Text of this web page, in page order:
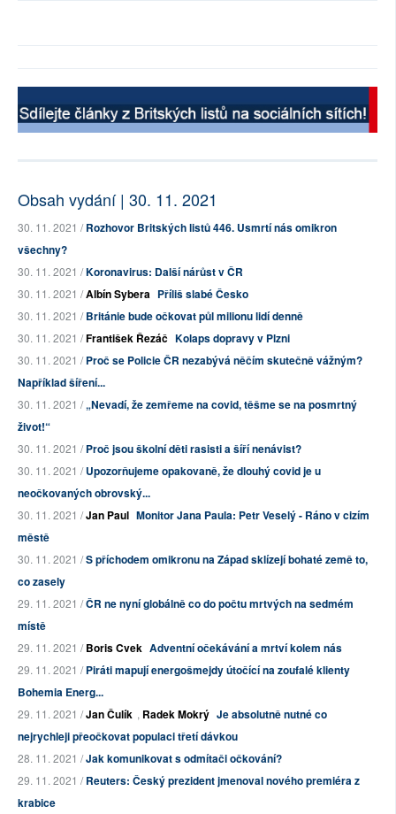
Obsah vydání | 30. 11. 2021
30. 11. 2021 /Rozhovor Britských listů 446. Usmrtí nás omikron
všechny?
30. 11. 2021 /Koronavirus: Další nárůst v ČR
30. 11. 2021 /Albín Sybera Příliš slabé Česko
30. 11. 2021 /Británie bude očkovat půl milionu lidí denně
30. 11. 2021 /František Řezáč Kolaps dopravy v Plzni
30. 11. 2021 /Proč se Policie ČR nezabývá něčím skutečně vážným?
Například šíření...
30. 11. 2021 /„Nevadí, že zemřeme na covid, těšme se na posmrtný
život!“
30. 11. 2021 /Proč jsou školní děti rasisti a šíří nenávist?
30. 11. 2021 /Upozorňujeme opakovaně, že dlouhý covid je u
neočkovaných obrovský...
30. 11. 2021 /Jan Paul Monitor Jana Paula: Petr Veselý - Ráno v cizím
městě
30. 11. 2021 /S příchodem omikronu na Západ sklízejí bohaté země to,
co zasely
29. 11. 2021 /ČR ne nyní globálně co do počtu mrtvých na sedmém
místě
29. 11. 2021 /Boris Cvek Adventní očekávání a mrtví kolem nás
29. 11. 2021 /Piráti mapují energošmejdy útočící na zoufalé klienty
Bohemia Energ...
29. 11. 2021 /Jan Čulík , Radek Mokrý Je absolutně nutné co
nejrychleji přeočkovat populaci třetí dávkou
28. 11. 2021 /Jak komunikovat s odmítači očkování?
29. 11. 2021 /Reuters: Český prezident jmenoval nového premiéra z
krabice